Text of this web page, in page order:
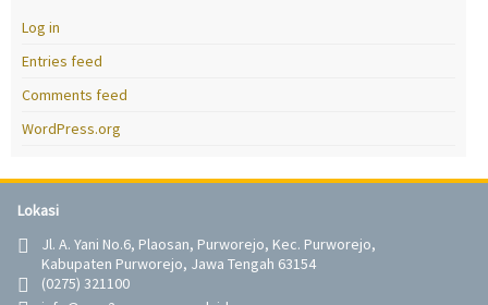
Log in
Entries feed
Comments feed
WordPress.org
Lokasi
Jl. A. Yani No.6, Plaosan, Purworejo, Kec. Purworejo,
Kabupaten Purworejo, Jawa Tengah 63154
(0275) 321100